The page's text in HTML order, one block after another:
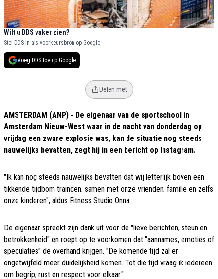
Wilt u DDS vaker zien?
Stel DDS in als voorkeursbron op Google.
Voeg DDS toe op Google
Delen met
AMSTERDAM (ANP) - De eigenaar van de sportschool in
Amsterdam Nieuw-West waar in de nacht van donderdag op
vrijdag een zware explosie was, kan de situatie nog steeds
nauwelijks bevatten, zegt hij in een bericht op Instagram.
"Ik kan nog steeds nauwelijks bevatten dat wij letterlijk boven een
tikkende tijdbom trainden, samen met onze vrienden, familie en zelfs
onze kinderen", aldus Fitness Studio Onna.
De eigenaar spreekt zijn dank uit voor de "lieve berichten, steun en
betrokkenheid" en roept op te voorkomen dat "aannames, emoties of
speculaties" de overhand krijgen. "De komende tijd zal er
ongetwijfeld meer duidelijkheid komen. Tot die tijd vraag ik iedereen
om begrip, rust en respect voor elkaar."